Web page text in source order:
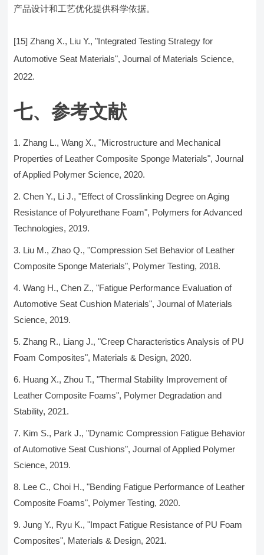
产品设计和工艺优化提供科学依据。
[15] Zhang X., Liu Y., "Integrated Testing Strategy for
Automotive Seat Materials", Journal of Materials Science,
2022.
七、参考文献
Zhang L., Wang X., "Microstructure and Mechanical
Properties of Leather Composite Sponge Materials", Journal
of Applied Polymer Science, 2020.
Chen Y., Li J., "Effect of Crosslinking Degree on Aging
Resistance of Polyurethane Foam", Polymers for Advanced
Technologies, 2019.
Liu M., Zhao Q., "Compression Set Behavior of Leather
Composite Sponge Materials", Polymer Testing, 2018.
Wang H., Chen Z., "Fatigue Performance Evaluation of
Automotive Seat Cushion Materials", Journal of Materials
Science, 2019.
Zhang R., Liang J., "Creep Characteristics Analysis of PU
Foam Composites", Materials & Design, 2020.
Huang X., Zhou T., "Thermal Stability Improvement of
Leather Composite Foams", Polymer Degradation and
Stability, 2021.
Kim S., Park J., "Dynamic Compression Fatigue Behavior
of Automotive Seat Cushions", Journal of Applied Polymer
Science, 2019.
Lee C., Choi H., "Bending Fatigue Performance of Leather
Composite Foams", Polymer Testing, 2020.
Jung Y., Ryu K., "Impact Fatigue Resistance of PU Foam
Composites", Materials & Design, 2021.